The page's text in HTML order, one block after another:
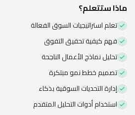
ماذا ستتعلم؟
تعلم استراتيجيات السوق الفعالة
فهم كيفية تحقيق التفوق
تحليل نماذج الأعمال الناجحة
تصميم خطط نمو مبتكرة
إدارة التحديات السوقية بذكاء
استخدام أدوات التحليل المتقدم